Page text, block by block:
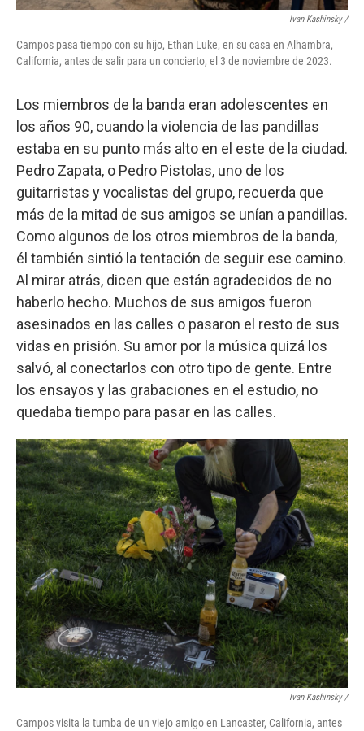
Ivan Kashinsky /
Campos pasa tiempo con su hijo, Ethan Luke, en su casa en Alhambra,
California, antes de salir para un concierto, el 3 de noviembre de 2023.
Los miembros de la banda eran adolescentes en
los años 90, cuando la violencia de las pandillas
estaba en su punto más alto en el este de la ciudad.
Pedro Zapata, o Pedro Pistolas, uno de los
guitarristas y vocalistas del grupo, recuerda que
más de la mitad de sus amigos se unían a pandillas.
Como algunos de los otros miembros de la banda,
él también sintió la tentación de seguir ese camino.
Al mirar atrás, dicen que están agradecidos de no
haberlo hecho. Muchos de sus amigos fueron
asesinados en las calles o pasaron el resto de sus
vidas en prisión. Su amor por la música quizá los
salvó, al conectarlos con otro tipo de gente. Entre
los ensayos y las grabaciones en el estudio, no
quedaba tiempo para pasar en las calles.
Ivan Kashinsky /
Campos visita la tumba de un viejo amigo en Lancaster, California, antes